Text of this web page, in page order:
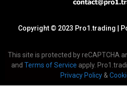
Copyright © 2023 Pro1.trading |
This site is protected by reCAPTCHA
and Terms of Service apply.
Privacy Policy &